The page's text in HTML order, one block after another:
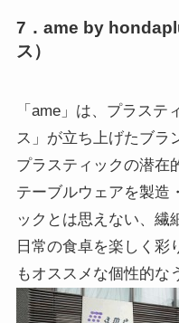
7．ame by
ス）
「ame」は、プラステ
ス」が立ち上げたブラ
プラスティックの潜在
テーブルウェアを製造
ックとは思えない、繊
日常の食卓を楽しく彩
もオススメな個性的な